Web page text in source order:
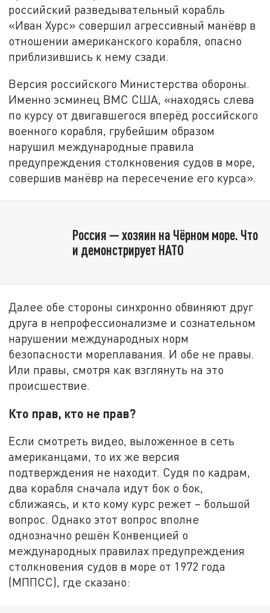
российский разведывательный корабль
«Иван Хурс» совершил агрессивный манёвр в
отношении американского корабля, опасно
приблизившись к нему сзади.
Версия российского Министерства обороны.
Именно эсминец ВМС США, «находясь слева
по курсу от двигавшегося вперёд российского
военного корабля, грубейшим образом
нарушил международные правила
предупреждения столкновения судов в море,
совершив манёвр на пересечение его курса».
Россия — хозяин на Чёрном море. Что
и демонстрирует НАТО
Далее обе стороны синхронно обвиняют друг
друга в непрофессионализме и сознательном
нарушении международных норм
безопасности мореплавания. И обе не правы.
Или правы, смотря как взглянуть на это
происшествие.
Кто прав, кто не прав?
Если смотреть видео, выложенное в сеть
американцами, то их же версия
подтверждения не находит. Судя по кадрам,
два корабля сначала идут бок о бок,
сближаясь, и кто кому курс режет – большой
вопрос. Однако этот вопрос вполне
однозначно решён Конвенцией о
международных правилах предупреждения
столкновения судов в море от 1972 года
(МППСС), где сказано: